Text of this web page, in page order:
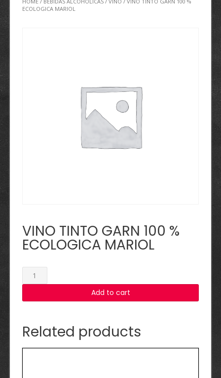
ECOLOGICA MARIOL
VINO TINTO GARN 100 %
ECOLOGICA MARIOL
VINO
TINTO
100
ECOLOGICA
MARIOL
quantity
Add to cart
Related products